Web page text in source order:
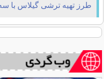
طرز تهیه ترشی گیلاس با